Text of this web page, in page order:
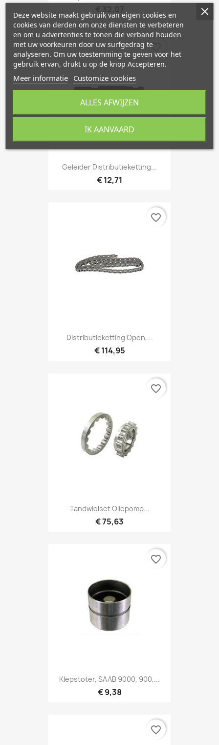
Geleider Distributieketting...
€ 12,71
favorite_border
Distributieketting Open,...
€ 114,95
favorite_border
Tandwielset Oliepomp...
€ 75,63
favorite_border
Klepstoter, SAAB 9000, 900,...
€ 9,38
favorite_border
favorite_border
Deze website maakt gebruik van eigen cookies en
cookies van derden om onze diensten te verbeteren
en om u advertenties te tonen die verband houden
met uw voorkeuren door uw surfgedrag te
analyseren. Om uw toestemming te geven voor het
gebruik ervan, drukt u op de knop Accepteren.
Meer informatie Customize cookies
ALLES AFWIJZEN
IK AANVAARD